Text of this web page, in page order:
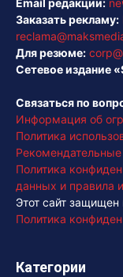
Email редакции:
Заказать рекламу:
Для резюме:
Сетевое издание
Связаться по
Информация об
Политика
Политика
данных и правила
Этот сайт
Политика
Категории